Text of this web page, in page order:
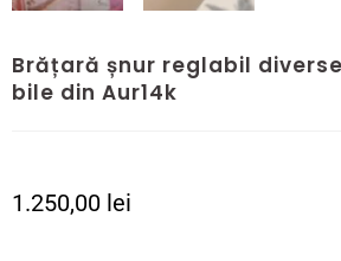
Brățară șnur reglabil
bile din Aur14k
1.250,00 lei